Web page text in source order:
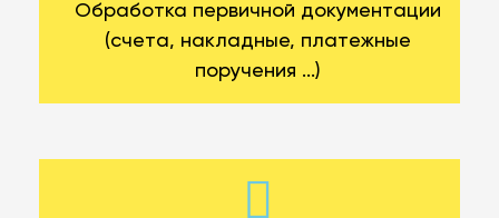
Обработка первичной документации
(счета, накладные, платежные
поручения ...)